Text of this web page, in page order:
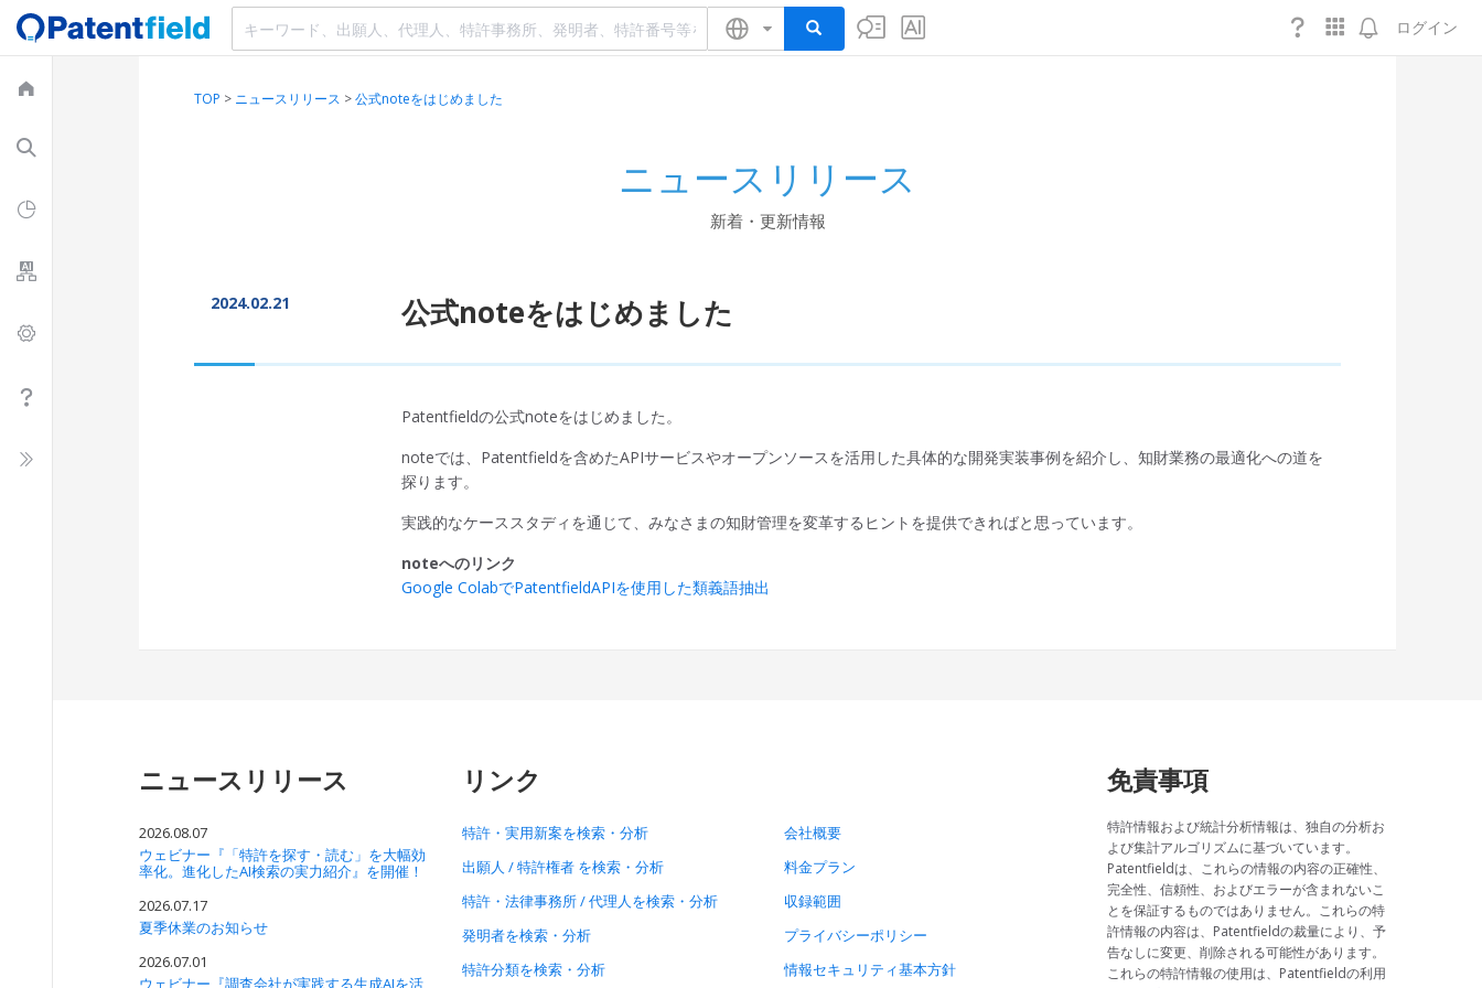
ログイン
TOP > ニュースリリース >公式noteをはじめました
ニュースリリース
新着・更新情報
2024.02.21 公式noteをはじめました
Patentfieldの公式noteをはじめました。
noteでは、Patentfieldを含めたAPIサービスやオープンソースを活用した具体的な開発実装事例を紹介し、知財業務の最適化への道を
探ります。
実践的なケーススタディを通じて、みなさまの知財管理を変革するヒントを提供できればと思っています。
noteへのリンク
Google ColabでPatentfieldAPIを使用した類義語抽出
ニュースリリース
2026.08.07
ウェビナー『「特許を探す・読む」を大幅効
率化。進化したAI検索の実力紹介』を開催！
2026.07.17
夏季休業のお知らせ
2026.07.01
ウェビナー『調査会社が実践する生成AIを活
リンク
特許・実用新案を検索・分析
出願人 / 特許権者 を検索・分析
特許・法律事務所 / 代理人を検索・分析
発明者を検索・分析
特許分類を検索・分析
会社概要
料金プラン
収録範囲
プライバシーポリシー
情報セキュリティ基本方針
免責事項
特許情報および統計分析情報は、独自の分析お
よび集計アルゴリズムに基づいています。
Patentfieldは、これらの情報の内容の正確性、
完全性、信頼性、およびエラーが含まれないこ
とを保証するものではありません。これらの特
許情報の内容は、Patentfieldの裁量により、予
告なしに変更、削除される可能性があります。
これらの特許情報の使用は、Patentfieldの利用